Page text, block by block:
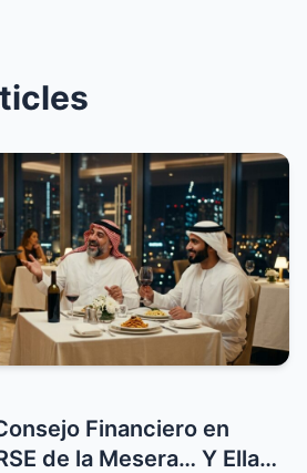
Financiero en
de la Mesera… Y Ella